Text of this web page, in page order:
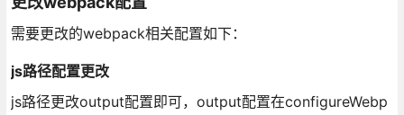
需要更改的webpack相关配置如下：
js路径配置更改
js路径更改output配置即可，output配置在configureWebp